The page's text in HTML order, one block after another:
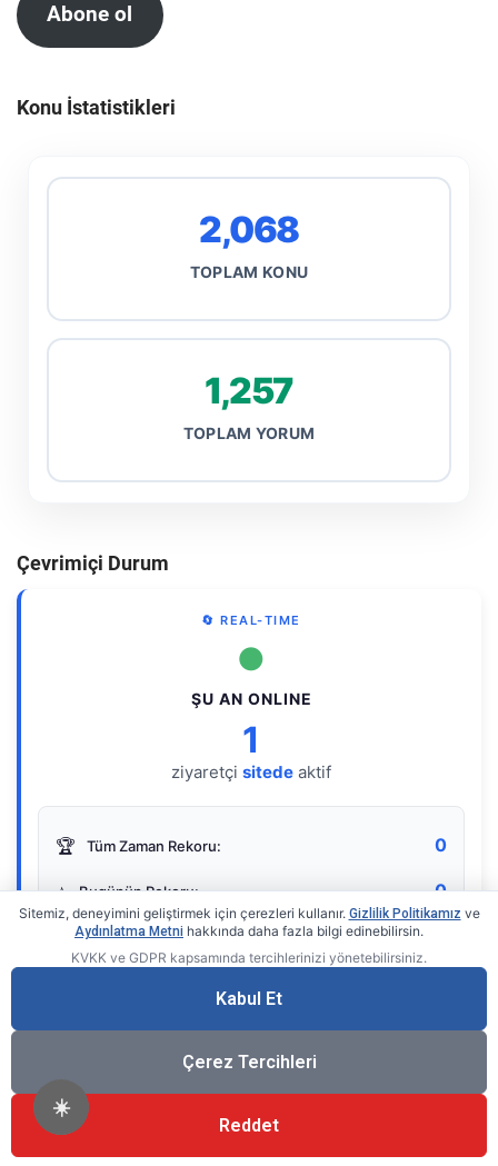
☀️
Abone ol
Konu İstatistikleri
2,068
TOPLAM KONU
1,257
TOPLAM YORUM
Çevrimiçi Durum
🔄 REAL-TIME
●
ŞU AN ONLINE
1
ziyaretçi sitede aktif
🏆 Tüm Zaman Rekoru: 0
⭐ Bugünün Rekoru: 0
Gerçek zamanlı sayaç
Sitemiz, deneyimini geliştirmek için çerezleri kullanır. Gizlilik Politikamız ve
Aydınlatma Metni hakkında daha fazla bilgi edinebilirsin.
KVKK ve GDPR kapsamında tercihlerinizi yönetebilirsiniz.
Kabul Et
Çerez Tercihleri
Reddet